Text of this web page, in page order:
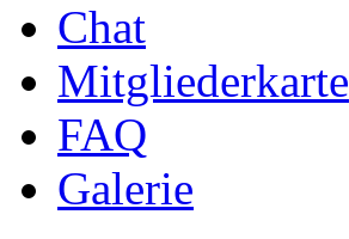
Chat
Mitgliederkarte
FAQ
Galerie